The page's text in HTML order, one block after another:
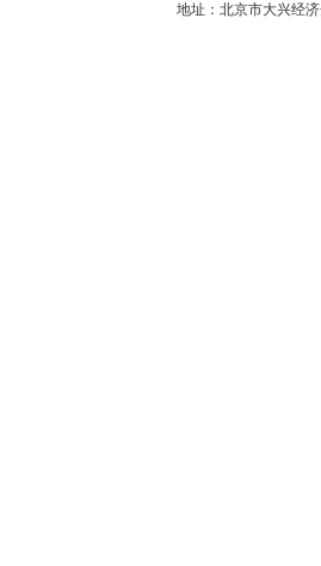
地址：北京市大兴经